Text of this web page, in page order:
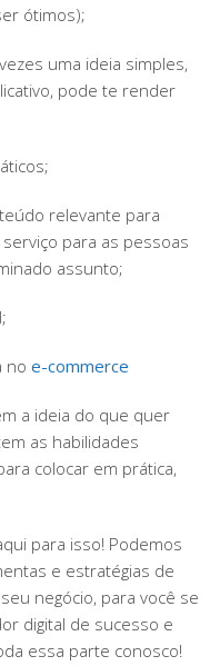
ótimos);
uma ideia simples,
pode te render
relevante para
para as pessoas
assunto;
no e-commerce
a ideia do que quer
as habilidades
colocar em prática,
para isso! Podemos
e estratégias de
negócio, para você se
digital de sucesso e
essa parte conosco!